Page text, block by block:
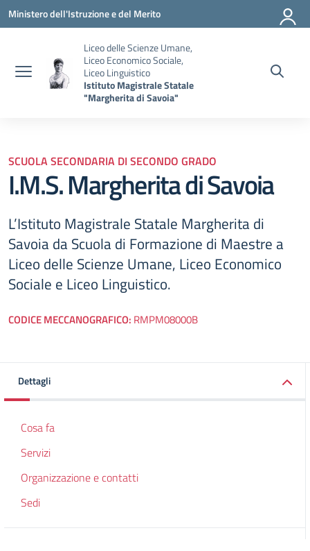
Vai ai contenuti
Vai al menu di navigazione
Vai al footer
Ministero dell'Istruzione e del Merito
Liceo delle Scienze Umane,
Liceo Economico Sociale,
Liceo Linguistico
Istituto Magistrale Statale
"Margherita di Savoia"
SCUOLA SECONDARIA DI SECONDO GRADO
I.M.S. Margherita di Savoia
L’Istituto Magistrale Statale Margherita di
Savoia da Scuola di Formazione di Maestre a
Liceo delle Scienze Umane, Liceo Economico
Sociale e Liceo Linguistico.
CODICE MECCANOGRAFICO: RMPM08000B
Dettagli
Cosa fa
Servizi
Organizzazione e contatti
Sedi